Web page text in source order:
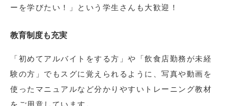
ーを学びたい！」という学生さんも大歓迎！
教育制度も充実
「初めてアルバイトをする方」や「飲食店勤務が未経
験の方」でもスグに覚えられるように、写真や動画を
使ったマニュアルなど分かりやすいトレーニング教材